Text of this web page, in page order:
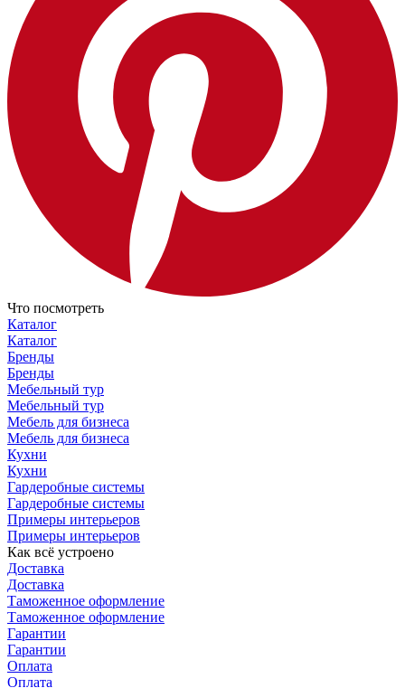
Что посмотреть
Каталог
Каталог
Бренды
Бренды
Мебельный тур
Мебельный тур
Мебель для бизнеса
Мебель для бизнеса
Кухни
Кухни
Гардеробные системы
Гардеробные системы
Примеры интерьеров
Примеры интерьеров
Как всё устроено
Доставка
Доставка
Таможенное оформление
Таможенное оформление
Гарантии
Гарантии
Оплата
Оплата